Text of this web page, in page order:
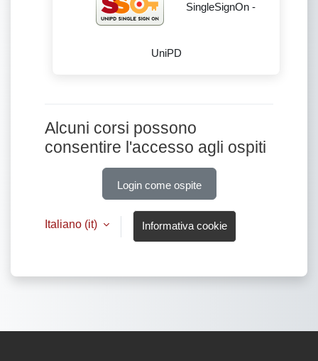
SingleSignOn -
UniPD
Alcuni corsi possono
consentire l'accesso agli ospiti
Login come ospite
Italiano ‎(it)‎ Informativa cookie